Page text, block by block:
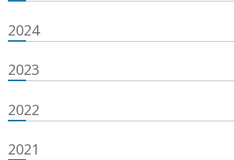
2024
2023
2022
2021